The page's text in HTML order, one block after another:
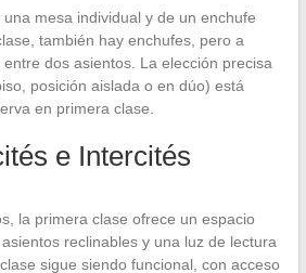
mesa individual y de un enchufe
también hay enchufes, pero a
dos asientos. La elección precisa
posición aislada o en dúo) está
en primera clase.
e Intercités
la primera clase ofrece un espacio
reclinables y una luz de lectura
sigue siendo funcional, con acceso